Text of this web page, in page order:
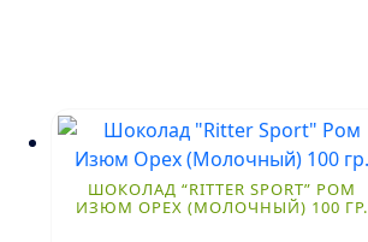
ШОКОЛАД “RITTER SPORT” РОМ
ИЗЮМ ОРЕХ (МОЛОЧНЫЙ) 100 ГР.